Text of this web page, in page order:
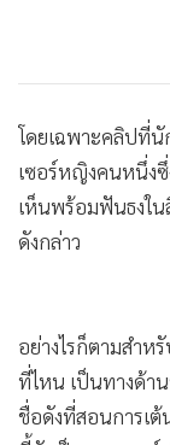
โดยเฉพาะคลิปที่
เซอร์หญิงคนหนึ่งซึ่
เห็นพร้อมฟันธงใน
ดังกล่าว
อย่างไรก็ตามสำห
ที่ไหน เป็นทางด้า
ชื่อดังที่สอนการเ